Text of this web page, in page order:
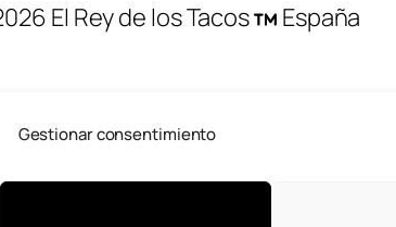
Gestionar consentimiento
El Rey de los Tacos España